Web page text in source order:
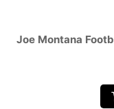
Joe Montana